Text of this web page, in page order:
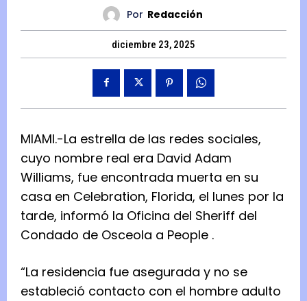
Por Redacción
diciembre 23, 2025
MIAMI.-La estrella de las redes sociales,
cuyo nombre real era David Adam
Williams, fue encontrada muerta en su
casa en Celebration, Florida, el lunes por la
tarde, informó la Oficina del Sheriff del
Condado de Osceola a People .
“La residencia fue asegurada y no se
estableció contacto con el hombre adulto